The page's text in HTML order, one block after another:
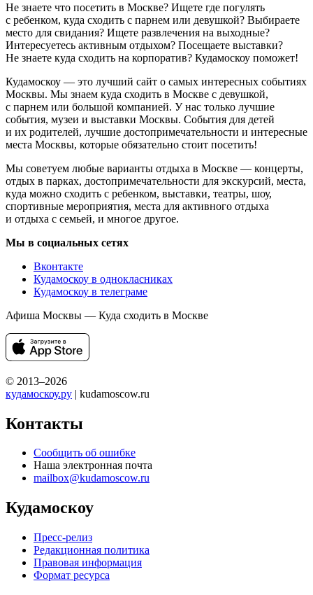
Не знаете что посетить в Москве? Ищете где погулять
с ребенком, куда сходить с парнем или девушкой? Выбираете
место для свидания? Ищете развлечения на выходные?
Интересуетесь активным отдыхом? Посещаете выставки?
Не знаете куда сходить на корпоратив? Кудамоскоу поможет!
Кудамоскоу — это лучший сайт о самых интересных событиях
Москвы. Мы знаем куда сходить в Москве с девушкой,
с парнем или большой компанией. У нас только лучшие
события, музеи и выставки Москвы. События для детей
и их родителей, лучшие достопримечательности и интересные
места Москвы, которые обязательно стоит посетить!
Мы советуем любые варианты отдыха в Москве — концерты,
отдых в парках, достопримечательности для экскурсий, места,
куда можно сходить с ребенком, выставки, театры, шоу,
спортивные мероприятия, места для активного отдыха
и отдыха с семьей, и многое другое.
Мы в социальных сетях
Вконтакте
Кудамоскоу в однокласниках
Кудамоскоу в телеграме
Афиша Москвы — Куда сходить в Москве
© 2013–2026
кудамоскоу.ру | kudamoscow.ru
Контакты
Сообщить об ошибке
Наша электронная почта
mailbox@kudamoscow.ru
Кудамоскоу
Пресс-релиз
Редакционная политика
Правовая информация
Формат ресурса